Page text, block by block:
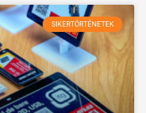
SIKERTÖRTÉNETEK